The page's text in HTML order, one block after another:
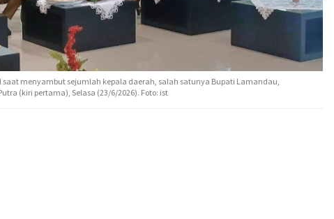
saat menyambut sejumlah kepala daerah, salah satunya Bupati Lamandau,
(kiri pertama), Selasa (23/6/2026). Foto: ist